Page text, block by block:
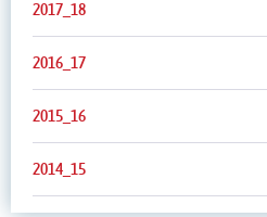
2017_18
2016_17
2015_16
2014_15